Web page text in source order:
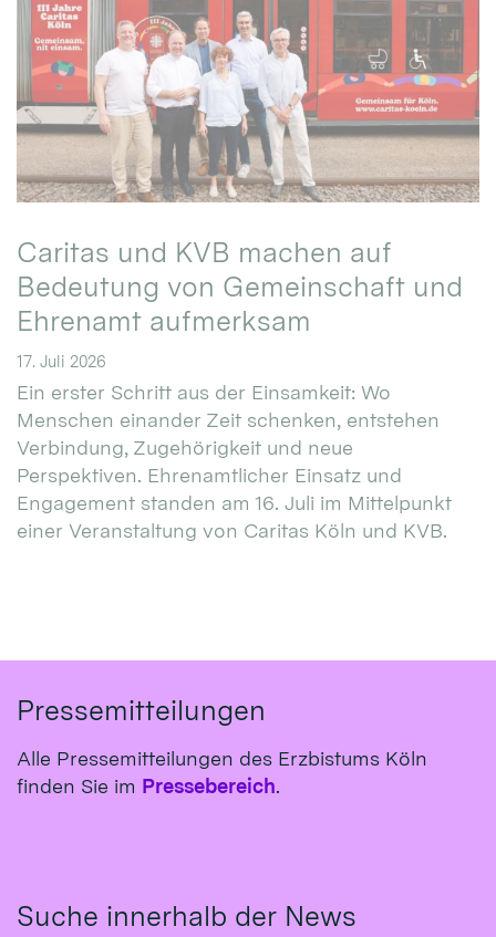
Caritas und KVB machen auf
Bedeutung von Gemeinschaft und
Ehrenamt aufmerksam
17. Juli 2026
Ein erster Schritt aus der Einsamkeit: Wo
Menschen einander Zeit schenken, entstehen
Verbindung, Zugehörigkeit und neue
Perspektiven. Ehrenamtlicher Einsatz und
Engagement standen am 16. Juli im Mittelpunkt
einer Veranstaltung von Caritas Köln und KVB.
Pressemitteilungen
Alle Pressemitteilungen des Erzbistums Köln
finden Sie im Pressebereich.
Suche innerhalb der News